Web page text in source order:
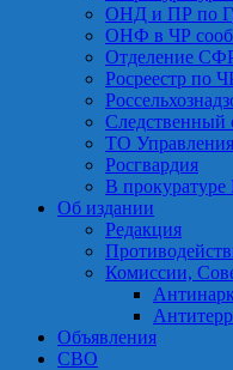
ОНД и ПР по
ОНФ в ЧР
Отделение
Росреестр по
Следственный
ТО
Росгвардия
В
Об издании
Редакция
Комиссии,
Объявления
СВО